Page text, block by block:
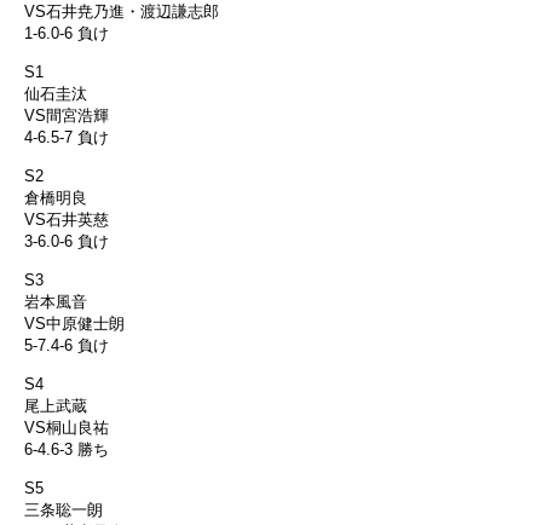
VS石井尭乃進・渡辺謙志郎
1-6.0-6 負け
S1
仙石圭汰
VS間宮浩輝
4-6.5-7 負け
S2
倉橋明良
VS石井英慈
3-6.0-6 負け
S3
岩本風音
VS中原健士朗
5-7.4-6 負け
S4
尾上武蔵
VS桐山良祐
6-4.6-3 勝ち
S5
三条聡一朗